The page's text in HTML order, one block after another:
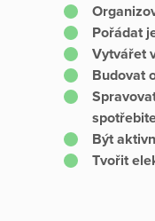
Pořádat
Vytvářet
Budovat
Být
Tvořit